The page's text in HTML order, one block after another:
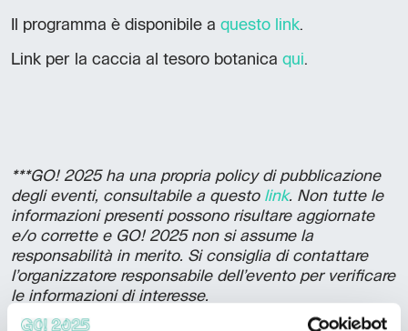
Il programma è disponibile a questo link.
Link per la caccia al tesoro botanica qui.
***GO! 2025 ha una propria policy di pubblicazione
degli eventi, consultabile a questo link. Non tutte le
informazioni presenti possono risultare aggiornate
e/o corrette e GO! 2025 non si assume la
responsabilità in merito. Si consiglia di contattare
l’organizzatore responsabile dell’evento per verificare
le informazioni di interesse.